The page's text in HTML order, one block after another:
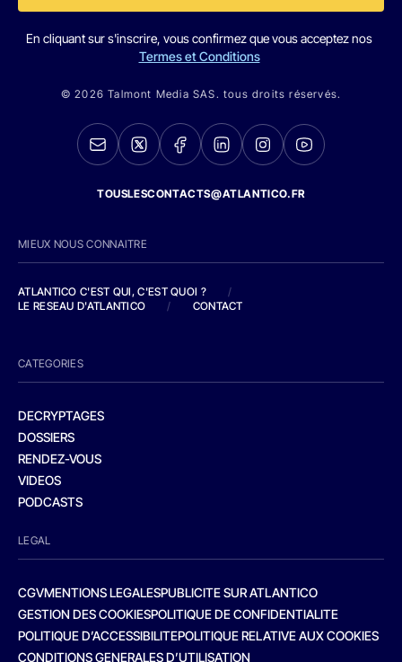
En cliquant sur s'inscrire, vous confirmez que vous acceptez nos
Termes et Conditions
© 2026 Talmont Media SAS. tous droits réservés.
TOUSLESCONTACTS@ATLANTICO.FR
MIEUX NOUS CONNAITRE
ATLANTICO C'EST QUI, C'EST QUOI ?
/
LE RESEAU D'ATLANTICO
/ CONTACT
CATEGORIES
DECRYPTAGES
DOSSIERS
RENDEZ-VOUS
VIDEOS
PODCASTS
LEGAL
CGVMENTIONS LEGALESPUBLICITE SUR ATLANTICO
GESTION DES COOKIESPOLITIQUE DE CONFIDENTIALITE
POLITIQUE D’ACCESSIBILITEPOLITIQUE RELATIVE AUX COOKIES
CONDITIONS GENERALES D’UTILISATION